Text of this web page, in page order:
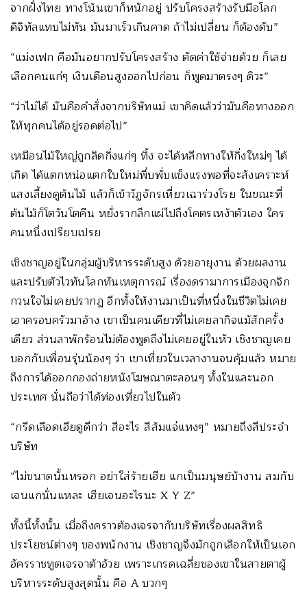
จากฝั่งไทย ทางโน้นเขาก็หนักอยู่ ปรับโครงสร้างรับมือโลก
ดิจิทัลแทบไม่ทัน มันมาเร็วเกินคาด ถ้าไม่เปลี่ยน ก็ต้องดับ”
“แม่งเฟก คือมันอยากปรับโครงสร้าง ตัดค่าใช้จ่ายด้วย ก็เลย
เลือกคนแก่ๆ เงินเดือนสูงออกไปก่อน ก็พูดมาตรงๆ ดิวะ”
“ว่าไม่ได้ มันคือคำสั่งจากบริษัทแม่ เขาคิดแล้วว่ามันคือทางออก
ให้ทุกคนได้อยู่รอดต่อไป”
เหมือนไม้ใหญ่ถูกลิดกิ่งแก่ๆ ทิ้ง จะได้หลีกทางให้กิ่งใหม่ๆ ได้
เกิด ได้แตกหน่อแตกใบใหม่พึ่บพั่บแข็งแรงพอที่จะสังเคราะห์
แสงเลี้ยงดูต้นไม้ แล้วก็เข้าวัฏจักรเหี่ยวเฉาร่วงโรย ในขณะที่
ต้นไม้ก็โตวันโตคืน หยั่งรากลึกแผ่ไปถึงโคตรเหง้าตัวเอง ใคร
คนหนึ่งเปรียบเปรย
เชิงชาญอยู่ในกลุ่มผู้บริหารระดับสูง ด้วยอายุงาน ด้วยผลงาน
และปรับตัวไวทันโลกทันเหตุการณ์ เรื่องดรามาการเมืองจุกจิก
กวนใจไม่เคยปรากฏ อีกทั้งให้งานมาเป็นที่หนึ่งในชีวิตไม่เคย
เอาครอบครัวมาอ้าง เขาเป็นคนเดียวที่ไม่เคยลากิจแม้สักครั้ง
เดียว ส่วนลาพักร้อนไม่ต้องพูดถึงไม่เคยอยู่ในหัว เชิงชาญเคย
บอกกับเพื่อนรุ่นน้องๆ ว่า เขาเที่ยวในเวลางานจนคุ้มแล้ว หมาย
ถึงการได้ออกกองถ่ายหนังโฆษณาตะลอนๆ ทั้งในและนอก
ประเทศ นั่นถือว่าได้ท่องเที่ยวไปในตัว
“กรีดเลือดเฮียดูดีกว่า สีอะไร สีส้มแจ๋แหงๆ” หมายถึงสีประจำ
บริษัท
“ไม่ขนาดนั้นหรอก อย่าใส่ร้ายเฮีย แกเป็นมนุษย์บ้างาน สมกับ
เจนแกนั่นแหละ เฮียเจนอะไรนะ X Y Z”
ทั้งนี้ทั้งนั้น เมื่อถึงคราวต้องเจรจากับบริษัทเรื่องผลสิทธิ
ประโยชน์ต่างๆ ของพนักงาน เชิงชาญจึงมักถูกเลือกให้เป็นเอก
อัครราชทูตเจรจาต้าอ้วย เพราะเกรดเฉลี่ยของเขาในสายตาผู้
บริหารระดับสูงสุดนั้น คือ A บวกๆ